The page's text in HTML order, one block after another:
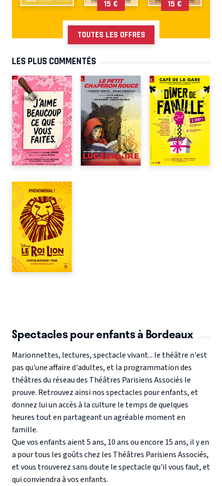
15 € 15 €
TOUTES LES OFFRES
LES PLUS COMMENTÉS
Spectacles pour enfants à Bordeaux
Marionnettes, lectures, spectacle vivant... le théâtre n'est
pas qu'une affaire d'adultes, et la programmation des
théâtres du réseau des Théâtres Parisiens Associés le
prouve. Retrouvez ainsi nos spectacles pour enfants, et
donnez lui un accès à la culture le temps de quelques
heures tout en partageant un agréable moment en
famille.
Que vos enfants aient 5 ans, 10 ans ou encore 15 ans, il y en
a pour tous les goûts chez les Théâtres Parisiens Associés,
et vous trouverez sans doute le spectacle qu'il vous faut, et
qui conviendra à vos enfants.